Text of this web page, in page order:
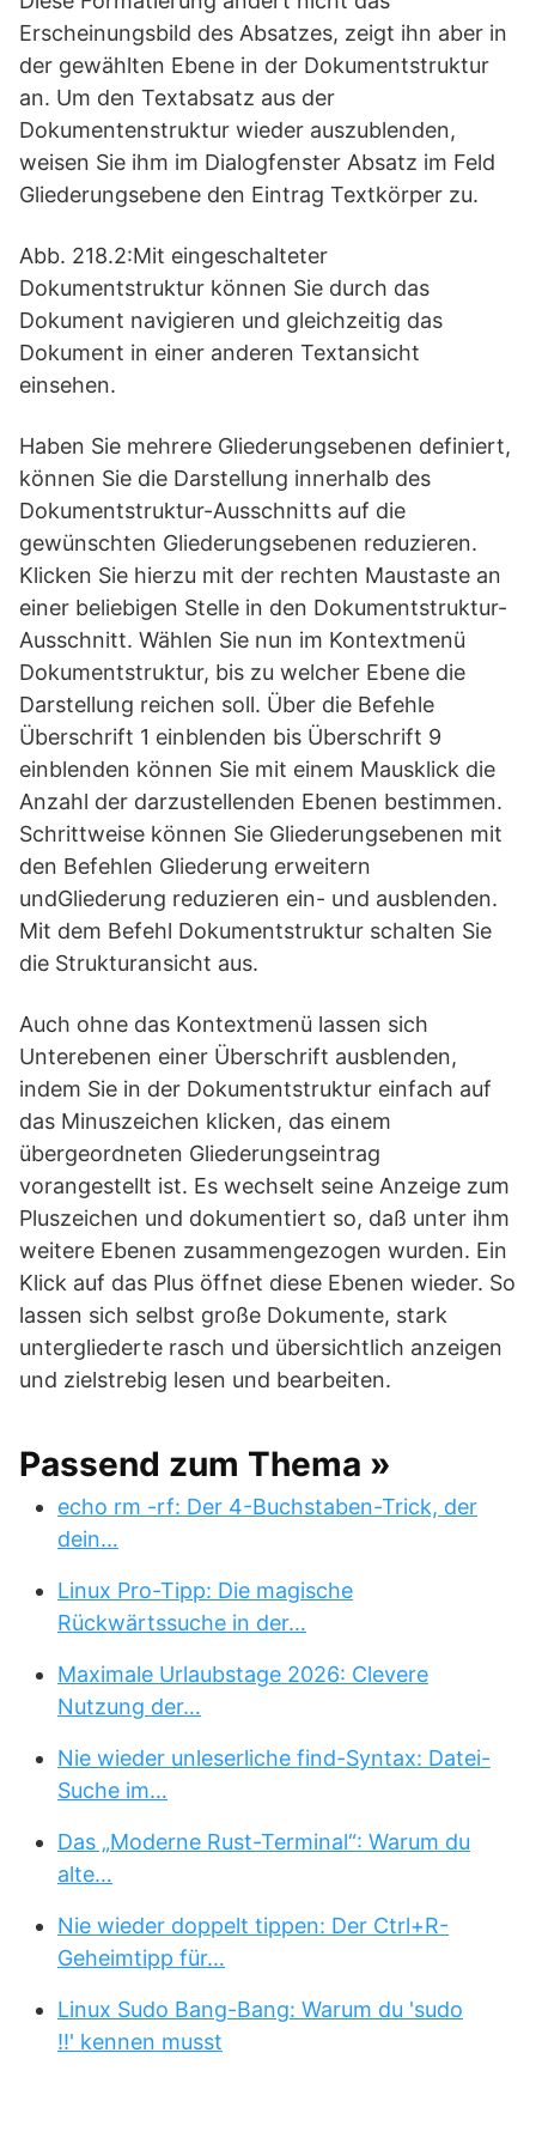
Erscheinungsbild des Absatzes, zeigt ihn aber in
der gewählten Ebene in der Dokumentstruktur
an. Um den Textabsatz aus der
Dokumentenstruktur wieder auszublenden,
weisen Sie ihm im Dialogfenster Absatz im Feld
Gliederungsebene den Eintrag Textkörper zu.
Abb. 218.2:Mit eingeschalteter
Dokumentstruktur können Sie durch das
Dokument navigieren und gleichzeitig das
Dokument in einer anderen Textansicht
einsehen.
Haben Sie mehrere Gliederungsebenen definiert,
können Sie die Darstellung innerhalb des
Dokumentstruktur-Ausschnitts auf die
gewünschten Gliederungsebenen reduzieren.
Klicken Sie hierzu mit der rechten Maustaste an
einer beliebigen Stelle in den Dokumentstruktur-
Ausschnitt. Wählen Sie nun im Kontextmenü
Dokumentstruktur, bis zu welcher Ebene die
Darstellung reichen soll. Über die Befehle
Überschrift 1 einblenden bis Überschrift 9
einblenden können Sie mit einem Mausklick die
Anzahl der darzustellenden Ebenen bestimmen.
Schrittweise können Sie Gliederungsebenen mit
den Befehlen Gliederung erweitern
undGliederung reduzieren ein- und ausblenden.
Mit dem Befehl Dokumentstruktur schalten Sie
die Strukturansicht aus.
Auch ohne das Kontextmenü lassen sich
Unterebenen einer Überschrift ausblenden,
indem Sie in der Dokumentstruktur einfach auf
das Minuszeichen klicken, das einem
übergeordneten Gliederungseintrag
vorangestellt ist. Es wechselt seine Anzeige zum
Pluszeichen und dokumentiert so, daß unter ihm
weitere Ebenen zusammengezogen wurden. Ein
Klick auf das Plus öffnet diese Ebenen wieder. So
lassen sich selbst große Dokumente, stark
untergliederte rasch und übersichtlich anzeigen
und zielstrebig lesen und bearbeiten.
Passend zum Thema »
echo rm -rf: Der 4-Buchstaben-Trick, der
dein…
Linux Pro-Tipp: Die magische
Rückwärtssuche in der…
Maximale Urlaubstage 2026: Clevere
Nutzung der…
Nie wieder unleserliche find-Syntax: Datei-
Suche im…
Das „Moderne Rust-Terminal“: Warum du
alte…
Nie wieder doppelt tippen: Der Ctrl+R-
Geheimtipp für…
Linux Sudo Bang-Bang: Warum du 'sudo
!!' kennen musst